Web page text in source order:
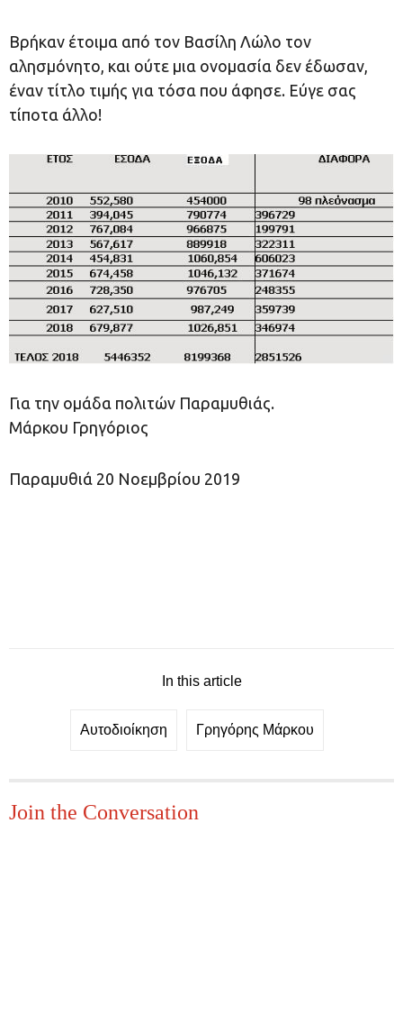
Βρήκαν έτοιμα από τον Βασίλη Λώλο τον
αλησμόνητο, και ούτε μια ονομασία δεν έδωσαν,
έναν τίτλο τιμής για τόσα που άφησε. Εύγε σας
τίποτα άλλο!
Για την ομάδα πολιτών Παραμυθιάς.
Μάρκου Γρηγόριος
Παραμυθιά 20 Νοεμβρίου 2019
In this article
Αυτοδιοίκηση Γρηγόρης Μάρκου
Join the Conversation